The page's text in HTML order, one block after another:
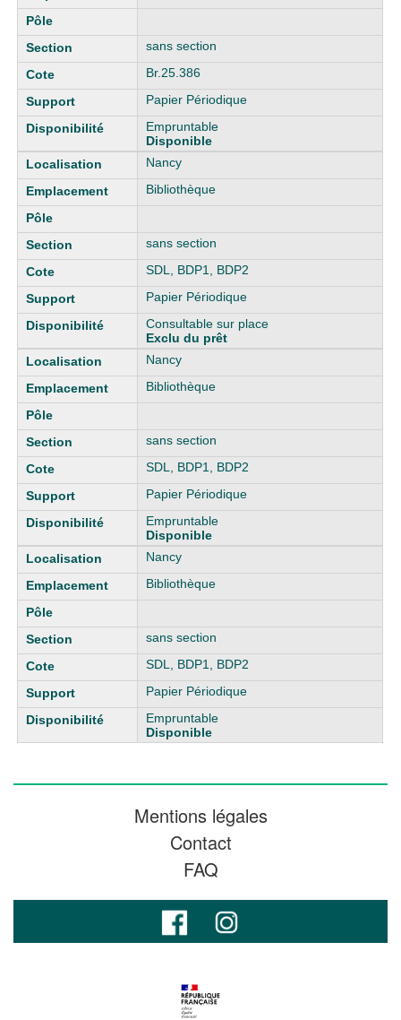
sans section
Br.25.386
Papier Périodique
Empruntable
Disponible
Nancy
Bibliothèque
sans section
SDL, BDP1, BDP2
Papier Périodique
Consultable sur place
Exclu du prêt
Nancy
Bibliothèque
sans section
SDL, BDP1, BDP2
Papier Périodique
Empruntable
Disponible
Nancy
Bibliothèque
sans section
SDL, BDP1, BDP2
Papier Périodique
Empruntable
Disponible
Mentions légales
Contact
FAQ